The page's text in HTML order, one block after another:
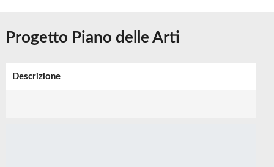
Progetto Piano delle Arti
Descrizione